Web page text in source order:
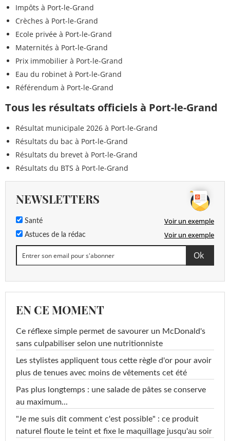
Impôts à Port-le-Grand
Crèches à Port-le-Grand
Ecole privée à Port-le-Grand
Maternités à Port-le-Grand
Prix immobilier à Port-le-Grand
Eau du robinet à Port-le-Grand
Référendum à Port-le-Grand
Tous les résultats officiels à Port-le-Grand
Résultat municipale 2026 à Port-le-Grand
Résultats du bac à Port-le-Grand
Résultats du brevet à Port-le-Grand
Résultats du BTS à Port-le-Grand
NEWSLETTERS
Santé Voir un exemple
Astuces de la rédac Voir un exemple
EN CE MOMENT
Ce réflexe simple permet de savourer un McDonald's
sans culpabiliser selon une nutritionniste
Les stylistes appliquent tous cette règle d'or pour avoir
plus de tenues avec moins de vêtements cet été
Pas plus longtemps : une salade de pâtes se conserve
au maximum...
"Je me suis dit comment c'est possible" : ce produit
naturel floute le teint et fixe le maquillage jusqu'au soir